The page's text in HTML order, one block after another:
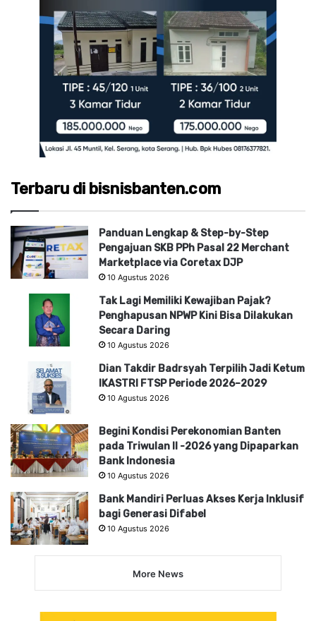
Terbaru di bisnisbanten.com
Panduan Lengkap & Step-by-Step
Pengajuan SKB PPh Pasal 22 Merchant
Marketplace via Coretax DJP
10 Agustus 2026
Tak Lagi Memiliki Kewajiban Pajak?
Penghapusan NPWP Kini Bisa Dilakukan
Secara Daring
10 Agustus 2026
Dian Takdir Badrsyah Terpilih Jadi Ketum
IKASTRI FTSP Periode 2026–2029
10 Agustus 2026
Begini Kondisi Perekonomian Banten
pada Triwulan II -2026 yang Dipaparkan
Bank Indonesia
10 Agustus 2026
Bank Mandiri Perluas Akses Kerja Inklusif
bagi Generasi Difabel
10 Agustus 2026
More News